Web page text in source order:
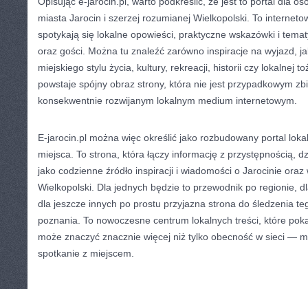
miasta Jarocin i szerzej rozumianej Wielkopolski. To
spotykają się lokalne opowieści, praktyczne wskazówki i
oraz gości. Można tu znaleźć zarówno inspiracje na wyjazd,
miejskiego stylu życia, kultury, rekreacji, historii czy lokalnej
powstaje spójny obraz strony, która nie jest przypadkowym
konsekwentnie rozwijanym lokalnym medium internetowym.
E-jarocin.pl można więc określić jako rozbudowany portal
miejsca. To strona, która łączy informację z przystępnością,
jako codzienne źródło inspiracji i wiadomości o Jarocinie
Wielkopolski. Dla jednych będzie to przewodnik po regionie,
dla jeszcze innych po prostu przyjazna strona do śledzenia
poznania. To nowoczesne centrum lokalnych treści, które
może znaczyć znacznie więcej niż tylko obecność w sieci —
spotkanie z miejscem.